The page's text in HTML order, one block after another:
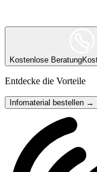
Kostenlose Beratung
Entdecke die Vorteile
Infomaterial bestellen →